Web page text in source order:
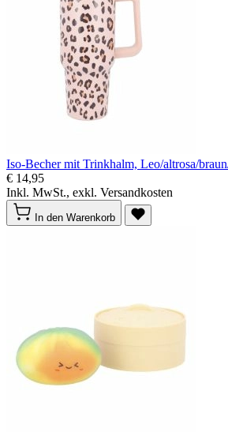
Iso-Becher mit Trinkhalm, Leo/altrosa/
€ 14,95
Inkl. MwSt., exkl. Versandkosten
In den Warenkorb